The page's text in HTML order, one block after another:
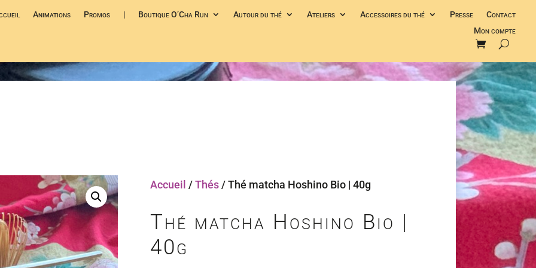
Animations Promos | Boutique O’Cha Run Autour du thé Ateliers Accessoires du thé Presse
Contact
Mon compte
Accueil /Thés/ Thé matcha Hoshino Bio | 40g
Thé matcha Hoshino Bio |
40g